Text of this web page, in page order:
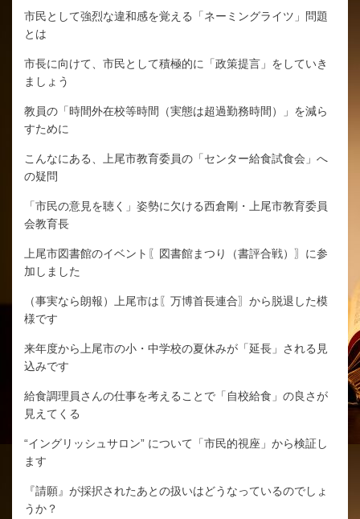
市民として強烈な違和感を覚える「ネーミングライツ」問題
とは
市長に向けて、市民として積極的に「政策提言」をしていき
ましょう
教員の「時間外在校等時間（実態は超過勤務時間）」を減ら
すために
こんなにある、上尾市教育委員の「センター給食試食会」へ
の疑問
「市民の意見を聴く」姿勢に欠ける西倉剛・上尾市教育委員
会教育長
上尾市図書館のイベント〖図書館まつり（書評合戦）〗に参
加しました
（事実なら朗報）上尾市は〖万博首長連合〗から脱退した模
様です
来年度から上尾市の小・中学校の夏休みが「延長」される見
込みです
給食調理員さんの仕事を考えることで「自校給食」の良さが
見えてくる
“イングリッシュサロン” について「市民的視座」から検証し
ます
『請願』が採択されたあとの扱いはどうなっているのでしょ
うか？